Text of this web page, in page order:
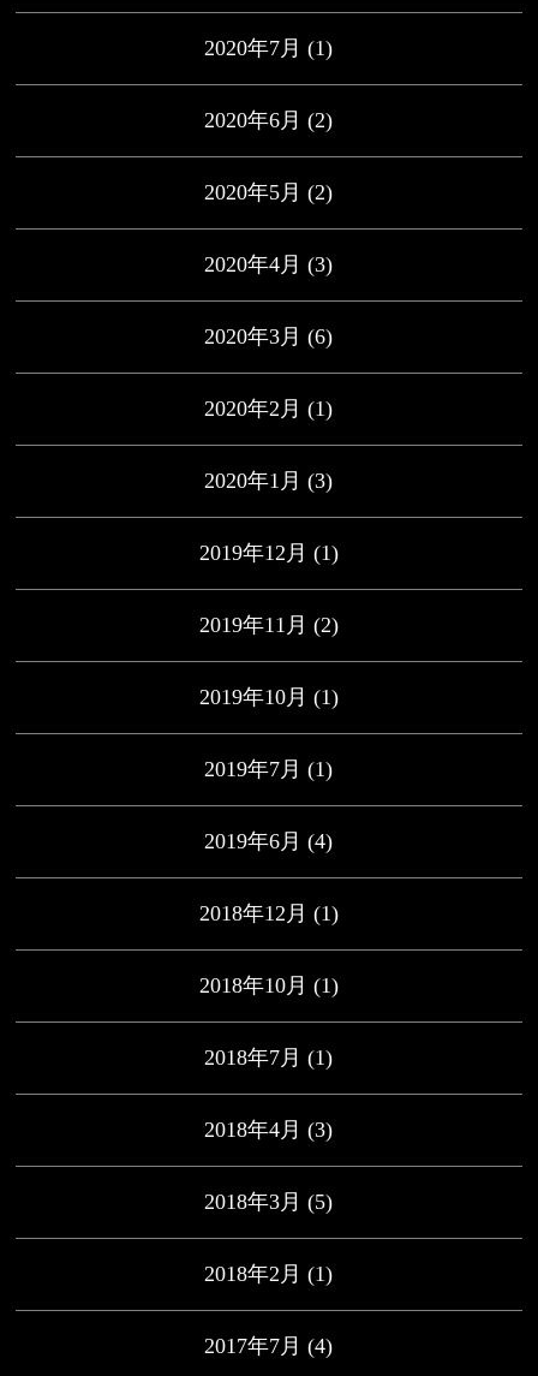
2020年7月 (1)
2020年6月 (2)
2020年5月 (2)
2020年4月 (3)
2020年3月 (6)
2020年2月 (1)
2020年1月 (3)
2019年12月 (1)
2019年11月 (2)
2019年10月 (1)
2019年7月 (1)
2019年6月 (4)
2018年12月 (1)
2018年10月 (1)
2018年7月 (1)
2018年4月 (3)
2018年3月 (5)
2018年2月 (1)
2017年7月 (4)